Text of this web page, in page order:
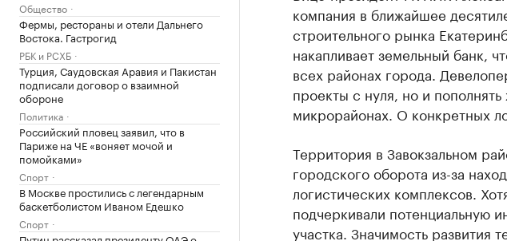
Общество
Фермы, рестораны и отели Дальнего
Востока. Гастрогид
РБК и РСХБ
Турция, Саудовская Аравия и Пакистан
подписали договор о взаимной
обороне
Политика
Российский пловец заявил, что в
Париже на ЧЕ «воняет мочой и
помойками»
Спорт
В Москве простились с легендарным
баскетболистом Иваном Едешко
Спорт
компания в ближайшее
строительного рынка
накапливает земельный банк,
всех районах города.
проекты с нуля, но и
микрорайонах. О конкретных
Территория в Завокзальном
городского оборота из-за
логистических комплексов.
подчеркивали потенциальную
участка. Значимость развития